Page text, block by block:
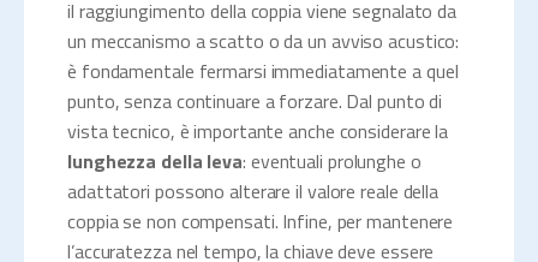
il raggiungimento della coppia viene segnalato da
un meccanismo a scatto o da un avviso acustico:
è fondamentale fermarsi immediatamente a quel
punto, senza continuare a forzare. Dal punto di
vista tecnico, è importante anche considerare la
lunghezza della leva: eventuali prolunghe o
adattatori possono alterare il valore reale della
coppia se non compensati. Infine, per mantenere
l’accuratezza nel tempo, la chiave deve essere